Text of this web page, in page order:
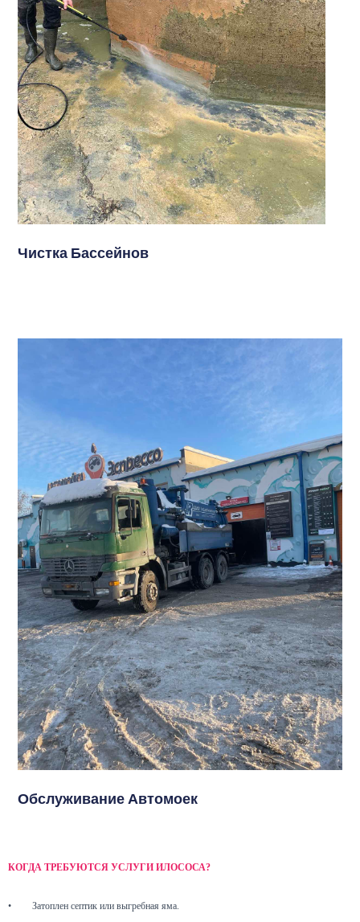
Чистка Бассейнов
Обслуживание Автомоек
КОГДА ТРЕБУЮТСЯ УСЛУГИ ИЛОСОСА?
• Затоплен септик или выгребная яма.